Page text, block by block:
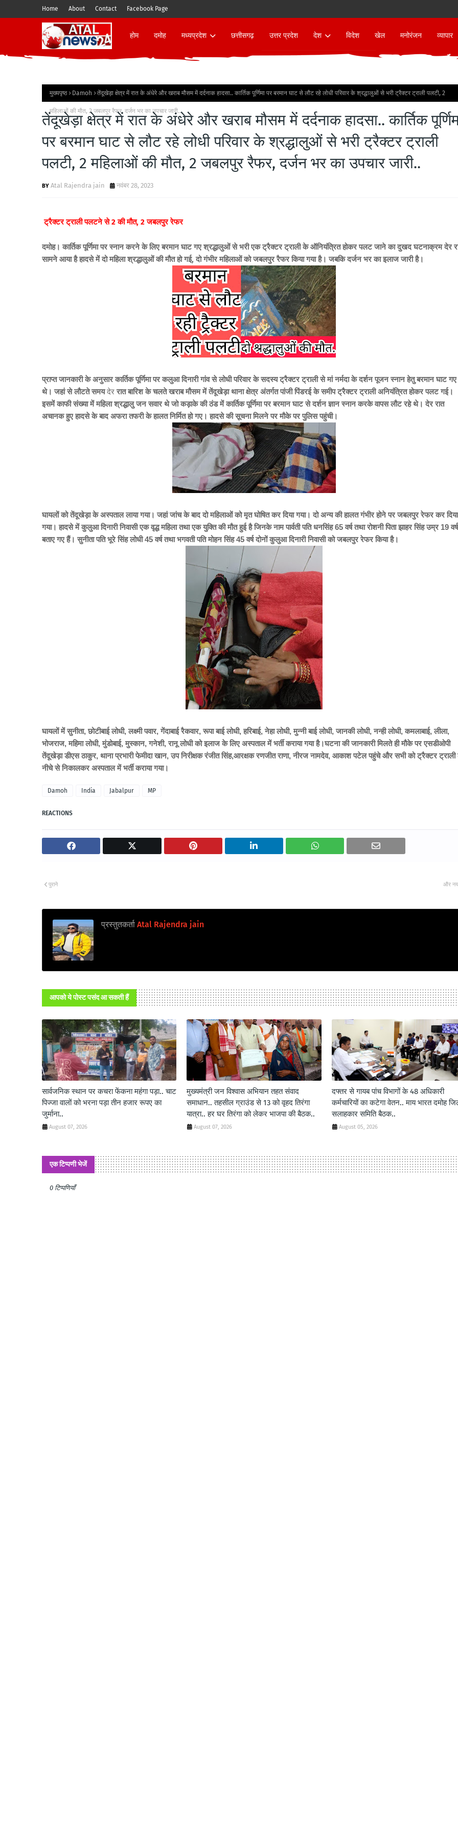
Home About Contact Facebook Page
होम दमोह मध्यप्रदेश छत्तीसगढ़ उत्तर प्रदेश देश विदेश खेल मनोरंजन व्यापार
मुख्यपृष्ठ Damoh तेंदूखेड़ा क्षेत्र में रात के अंधेरे और खराब मौसम में दर्दनाक हादसा.. कार्तिक पूर्णिमा पर बरमान घाट से लौट रहे लोधी परिवार के श्रद्धालुओं से भरी ट्रैक्टर ट्राली पलटी, 2
महिलाओं की मौत, 2 जबलपुर रैफर, दर्जन भर का उपचार जारी..
तेंदूखेड़ा क्षेत्र में रात के अंधेरे और खराब मौसम में दर्दनाक हादसा.. कार्तिक
पर बरमान घाट से लौट रहे लोधी परिवार के श्रद्धालुओं से भरी ट्रैक्टर ट्राली
पलटी, 2 महिलाओं की मौत, 2 जबलपुर रैफर, दर्जन भर का उपचार जारी..
Atal Rajendra jain नवंबर 28, 2023
ट्रैक्टर ट्राली पलटने से 2 की मौत, 2 जबलपुर रेफर
दमोह। कार्तिक पूर्णिमा पर स्नान करने के लिए बरमान घाट गए श्रद्धालुओं से भरी एक ट्रैक्टर ट्राली के ऑनियंत्रित होकर पलट जाने का दुखद घटनाक्रम देर
सामने आया है हादसे में दो महिला श्रद्धालुओं की मौत हो गई, दो गंभीर महिलाओं को जबलपुर रैफर किया गया है। जबकि दर्जन भर का इलाज जारी है।
प्राप्त जानकारी के अनुसार कार्तिक पूर्णिमा पर कलुआ दिनारी गांव से लोधी परिवार के सदस्य ट्रैक्टर ट्राली से मां नर्मदा के दर्शन पूजन स्नान हेतु बरमान घाट गए
थे। जहां से लौटते समयदेर रात बारिश के चलते खराब मौसम में तेंदूखेड़ा थाना क्षेत्र अंतर्गत पांजी पिंडरई के समीप ट्रैक्टर ट्राली अनियंत्रित होकर पलट गई।
इसमें काफी संख्या में महिला श्रद्धालु जन सवार थे जो कड़ाके की ठंड में कार्तिक पूर्णिमा पर बरमान घाट से दर्शन ज्ञान स्नान करके वापस लौट रहे थे। देर रात
अचानक हुए हादसे के बाद अफरा तफरी के हालत निर्मित हो गए। हादसे की सूचना मिलने पर मौके पर पुलिस पहुंची।
घायलों को तेंदूखेड़ा के अस्पताल लाया गया। जहां जांच के बाद दो महिलाओं को मृत घोषित कर दिया गया। दो अन्य की हालत गंभीर होने पर जबलपुर रेफर कर दिया
गया। हादसे में कुलुआ दिनारी निवासी एक वृद्ध महिला तथा एक युक्ति की मौत हुई है जिनके नामपार्वती पति धनसिंह 65 वर्ष तथा रोशनी पिता झाहर सिंह उम्र 19 वर्ष
बताए गए हैं। सुनीता पति भूरे सिंह लोधी 45 वर्ष तथा भगवती पति मोहन सिंह 45 वर्ष दोनों कुलुआ दिनारी निवासी को जबलपुर रेफर किया है।
घायलों में सुनीता, छोटीबाई लोधी, लक्ष्मी पवार, गेंदाबाई रैकवार, रूपा बाई लोधी, हरिबाई, नेहा लोधी, मुन्नी बाई लोधी, जानकी लोधी, नन्ही लोधी, कमलाबाई, लीला,
भोजराज, महिमा लोधी, मुंडोबाई, मुस्कान, गनेशी, रानू लोधी को इलाज के लिए अस्पताल में भर्ती कराया गया है।घटना की जानकारी मिलते ही मौके पर एसडीओपी
तेंदूखेड़ा डीएस ठाकुर, थाना प्रभारी फेमीदा खान, उप निरीक्षक रंजीत सिंह,आरक्षक रणजीत राणा, नीरज नामदेव, आकाश पटेल पहुंचे और सभी को ट्रैक्टर
नीचे से निकालकर अस्पताल में भर्ती कराया गया।
Damoh India Jabalpur MP
REACTIONS
और
पुराने
प्रस्तुतकर्ता Atal Rajendra jain
आपको ये पोस्ट पसंद आ सकती हैं
सार्वजनिक स्थान पर कचरा फेंकना महंगा पड़ा.. चाट
पिज्जा वालों को भरना पड़ा तीन हजार रूपए का
जुर्माना..
August 07, 2026
मुख्यमंत्री जन विश्वास अभियान तहत संवाद
समाधान.. तहसील ग्राउंड से 13 को वृहद तिरंगा
यात्रा.. हर घर तिरंगा को लेकर भाजपा की बैठक..
August 07, 2026
दफ्तर से गायब पांच विभागों के 48 अधिकारी
कर्मचारियों का कटेगा वेतन.. माय भारत दमोह
सलाहकार समिति बैठक..
August 05, 2026
एक टिप्पणी भेजें
0 टिप्पणियाँ